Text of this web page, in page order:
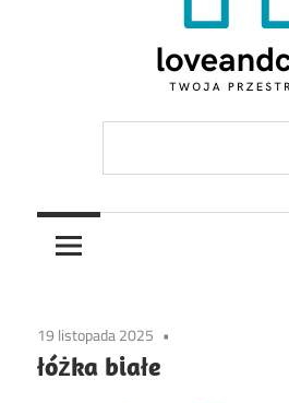
Loveandcurl
19 listopada 2025
łóżka białe